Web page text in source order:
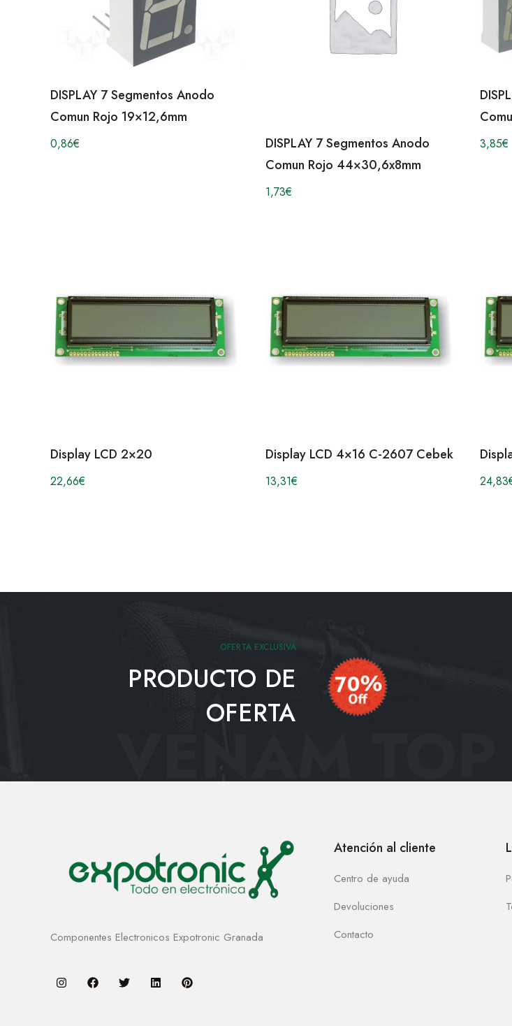
DISPLAY 7 Segmentos Anodo
Comun Rojo 19×12,6mm
0,86€
DISPLAY 7 Segmentos Anodo
Comun Rojo 44×30,6x8mm
1,73€
3,85€
Display LCD 2×20
22,66€
Display LCD 4×16 C-2607 Cebek
13,31€ 24,83
OFERTA EXCLUSIVA
PRODUCTO DE
OFERTA
VENAM
Componentes Electronicos Expotronic Granada
Atención al cliente
Centro de ayuda
Devoluciones
Contacto